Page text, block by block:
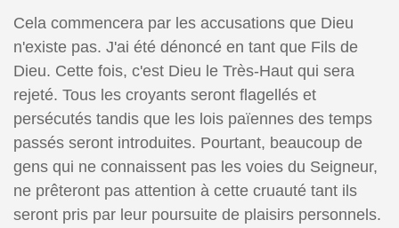
Cela commencera par les accusations que Dieu
n'existe pas. J'ai été dénoncé en tant que Fils de
Dieu. Cette fois, c'est Dieu le Très-Haut qui sera
rejeté. Tous les croyants seront flagellés et
persécutés tandis que les lois païennes des temps
passés seront introduites. Pourtant, beaucoup de
gens qui ne connaissent pas les voies du Seigneur,
ne prêteront pas attention à cette cruauté tant ils
seront pris par leur poursuite de plaisirs personnels.